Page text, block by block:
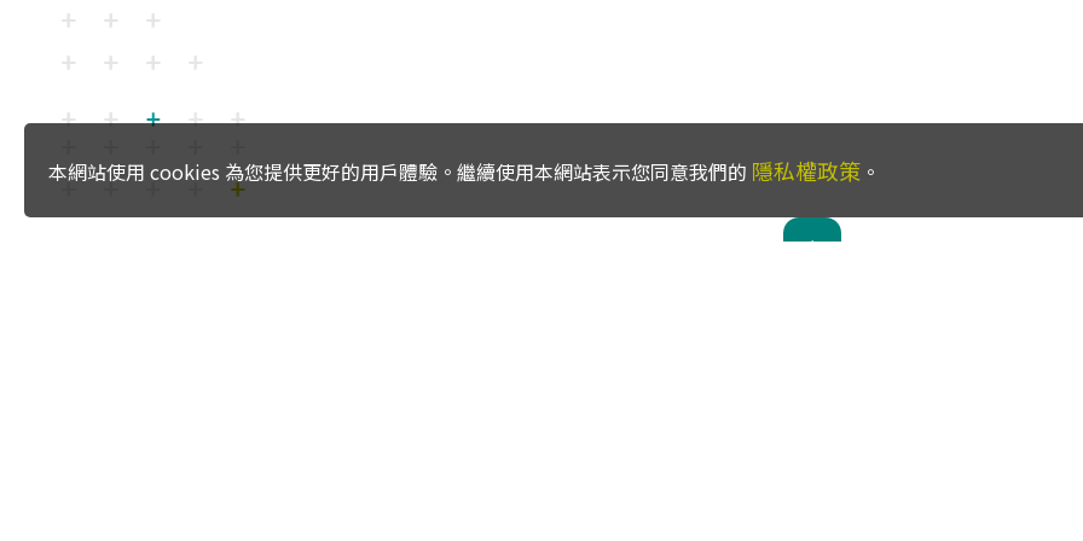
本網站使用 cookies 為您提供更好的用戶體驗。繼續使用本網站表示您同意我們的 隱私權政策 。